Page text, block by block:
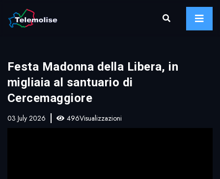
Festa Madonna della Libera, in
migliaia al santuario di
Cercemaggiore
03 July 2026 496Visualizzazioni